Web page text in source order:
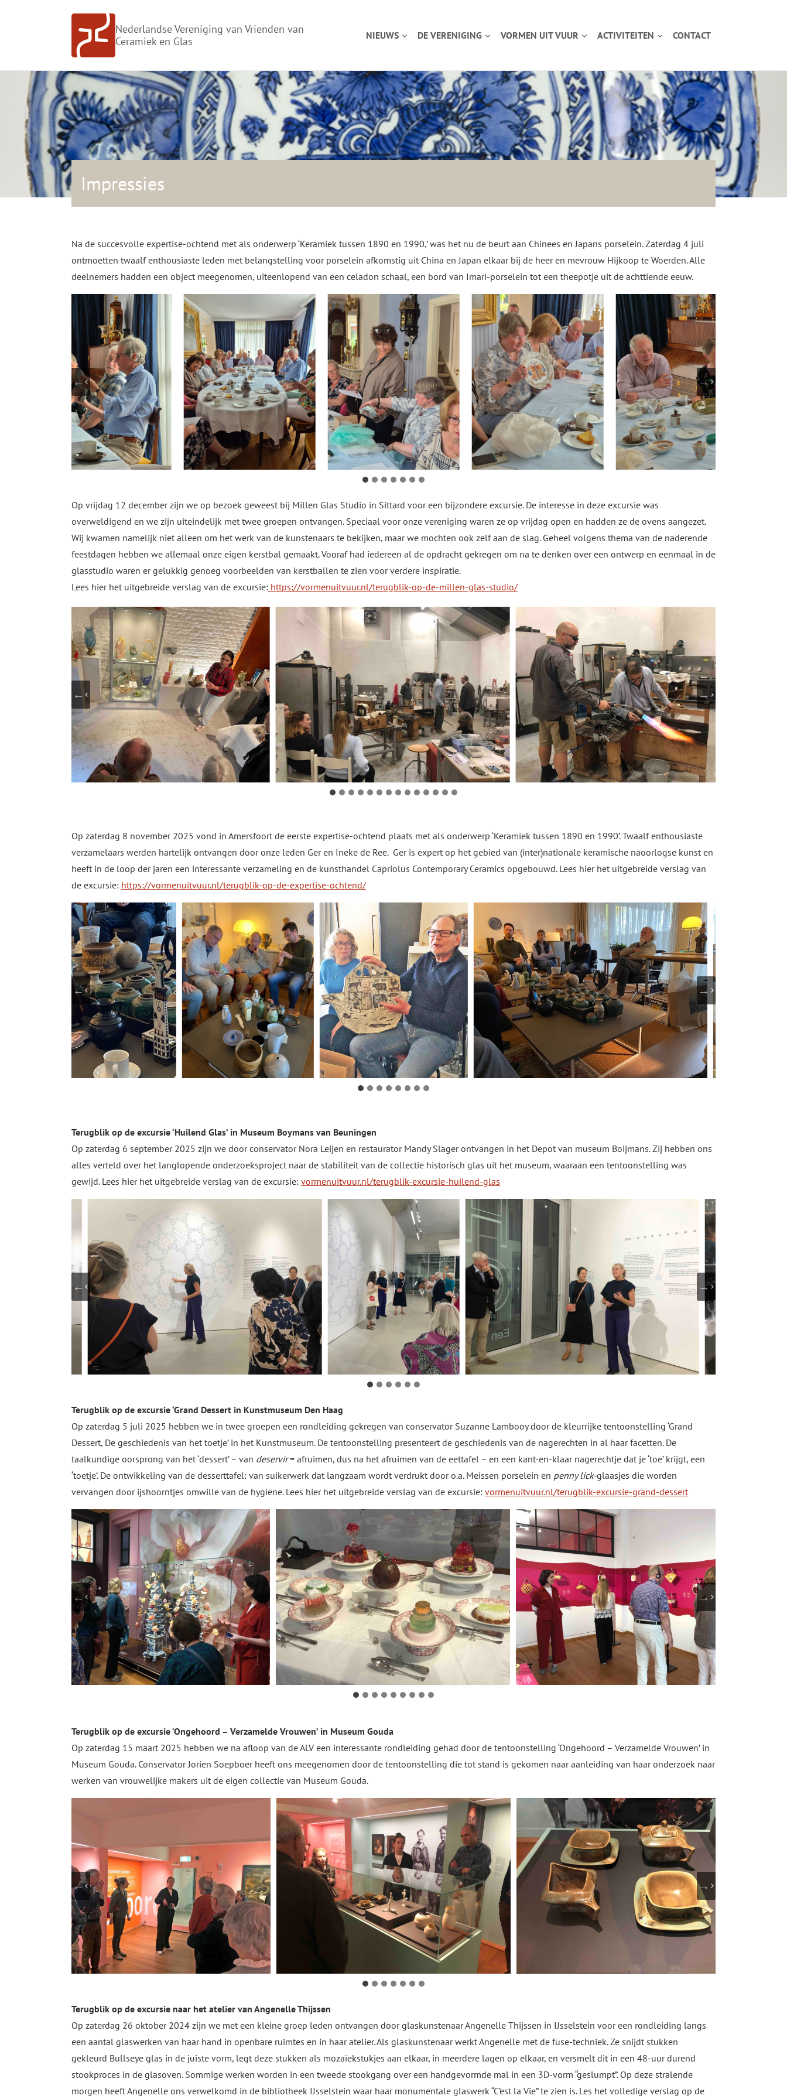
Nederlandse Vereniging van Vrienden van
Ceramiek en Glas
NIEUWS DE VERENIGING VORMEN UIT VUUR ACTIVITEITEN CONTACT
Impressies
Na de succesvolle expertise-ochtend met als onderwerp ‘Keramiek tussen 1890 en 1990,’ was het nu de beurt aan Chinees en Japans porselein. Zaterdag 4 juli
ontmoetten twaalf enthousiaste leden met belangstelling voor porselein afkomstig uit China en Japan elkaar bij de heer en mevrouw Hijkoop te Woerden. Alle
deelnemers hadden een object meegenomen, uiteenlopend van een celadon schaal, een bord van Imari-porselein tot een theepotje uit de achttiende eeuw.
Op vrijdag 12 december zijn we op bezoek geweest bij Millen Glas Studio in Sittard voor een bijzondere excursie. De interesse in deze excursie was
overweldigend en we zijn uiteindelijk met twee groepen ontvangen. Speciaal voor onze vereniging waren ze op vrijdag open en hadden ze de ovens aangezet.
Wij kwamen namelijk niet alleen om het werk van de kunstenaars te bekijken, maar we mochten ook zelf aan de slag. Geheel volgens thema van de naderende
feestdagen hebben we allemaal onze eigen kerstbal gemaakt. Vooraf had iedereen al de opdracht gekregen om na te denken over een ontwerp en eenmaal in de
glasstudio waren er gelukkig genoeg voorbeelden van kerstballen te zien voor verdere inspiratie.
Lees hier het uitgebreide verslag van de excursie: https://vormenuitvuur.nl/terugblik-op-de-millen-glas-studio/
Op zaterdag 8 november 2025 vond in Amersfoort de eerste expertise-ochtend plaats met als onderwerp ‘Keramiek tussen 1890 en 1990’. Twaalf enthousiaste
verzamelaars werden hartelijk ontvangen door onze leden Ger en Ineke de Ree. Ger is expert op het gebied van (inter)nationale keramische naoorlogse kunst en
heeft in de loop der jaren een interessante verzameling en de kunsthandel Capriolus Contemporary Ceramics opgebouwd. Lees hier het uitgebreide verslag van
de excursie: https://vormenuitvuur.nl/terugblik-op-de-expertise-ochtend/
Terugblik op de excursie ‘Huilend Glas’ in Museum Boymans van Beuningen
Op zaterdag 6 september 2025 zijn we door conservator Nora Leijen en restaurator Mandy Slager ontvangen in het Depot van museum Boijmans. Zij hebben ons
alles verteld over het langlopende onderzoeksproject naar de stabiliteit van de collectie historisch glas uit het museum, waaraan een tentoonstelling was
gewijd. Lees hier het uitgebreide verslag van de excursie: vormenuitvuur.nl/terugblik-excursie-huilend-glas
Terugblik op de excursie ‘Grand Dessert in Kunstmuseum Den Haag
Op zaterdag 5 juli 2025 hebben we in twee groepen een rondleiding gekregen van conservator Suzanne Lambooy door de kleurrijke tentoonstelling ‘Grand
Dessert, De geschiedenis van het toetje’ in het Kunstmuseum. De tentoonstelling presenteert de geschiedenis van de nagerechten in al haar facetten. De
taalkundige oorsprong van het ‘dessert’ – van deservir= afruimen, dus na het afruimen van de eettafel – en een kant-en-klaar nagerechtje dat je ‘toe’ krijgt, een
‘toetje’. De ontwikkeling van de desserttafel: van suikerwerk dat langzaam wordt verdrukt door o.a. Meissen porselein en penny lick-glaasjes die worden
vervangen door ijshoorntjes omwille van de hygiëne. Lees hier het uitgebreide verslag van de excursie: vormenuitvuur.nl/terugblik-excursie-grand-dessert
Terugblik op de excursie ‘Ongehoord – Verzamelde Vrouwen’ in Museum Gouda
Op zaterdag 15 maart 2025 hebben we na afloop van de ALV een interessante rondleiding gehad door de tentoonstelling ‘Ongehoord – Verzamelde Vrouwen’ in
Museum Gouda. Conservator Jorien Soepboer heeft ons meegenomen door de tentoonstelling die tot stand is gekomen naar aanleiding van haar onderzoek naar
werken van vrouwelijke makers uit de eigen collectie van Museum Gouda.
Terugblik op de excursie naar het atelier van Angenelle Thijssen
Op zaterdag 26 oktober 2024 zijn we met een kleine groep leden ontvangen door glaskunstenaar Angenelle Thijssen in IJsselstein voor een rondleiding langs
een aantal glaswerken van haar hand in openbare ruimtes en in haar atelier. Als glaskunstenaar werkt Angenelle met de fuse-techniek. Ze snijdt stukken
gekleurd Bullseye glas in de juiste vorm, legt deze stukken als mozaïekstukjes aan elkaar, in meerdere lagen op elkaar, en versmelt dit in een 48-uur durend
stookproces in de glasoven. Sommige werken worden in een tweede stookgang over een handgevormde mal in een 3D-vorm “geslumpt”. Op deze stralende
morgen heeft Angenelle ons verwelkomd in de bibliotheek IJsselstein waar haar monumentale glaswerk “C’est la Vie” te zien is. Les het volledige verslag op de